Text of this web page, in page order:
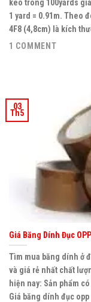
keo trong 100yards
1 yard = 0.91m. Theo
4F8 (4,8cm) là kích
1 COMMENT
Giá Băng Dính Đục
Tìm mua băng dính ở
và giá rẻ nhất chất
hiện nay: Sản phẩm
Giá băng dính đục opp
03
Th5